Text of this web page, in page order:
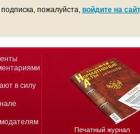
пожалуйста, войдите на
в силу
Печатный журнал